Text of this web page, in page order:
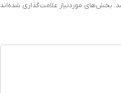
بخش‌های موردنیاز علامت‌گذاری شده‌اند